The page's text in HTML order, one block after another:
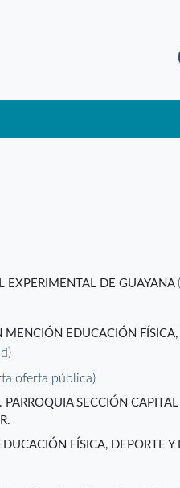
EXPERIMENTAL DE GUAYANA
EDUCACIÓN
oferta pública)
SECCIÓN
FÍSICA, DEPORTE Y